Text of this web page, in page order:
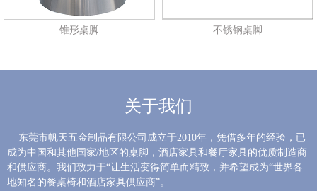
锥形桌脚 不锈钢桌脚
关于我们
东莞市帆天五金制品有限公司成立于2010年，凭借多年的经验，已
成为中国和其他国家/地区的桌脚，酒店家具和餐厅家具的优质制造商
和供应商。我们致力于“让生活变得简单而精致，并希望成为“世界各
地知名的餐桌椅和酒店家具供应商”。